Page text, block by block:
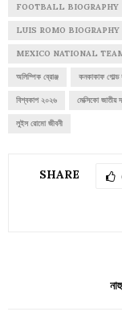
FOOTBALL BIOGRAPHY
LUIS ROMO BIOGRAPHY
MEXICO NATIONAL
অলিম্পিক ব্রোঞ্জ কনকাকাফ গোল্ড
বিশ্বকাপ ২০২৬ মেক্সিকো জাতীয়
লুইস রোমো জীবনী
SHARE